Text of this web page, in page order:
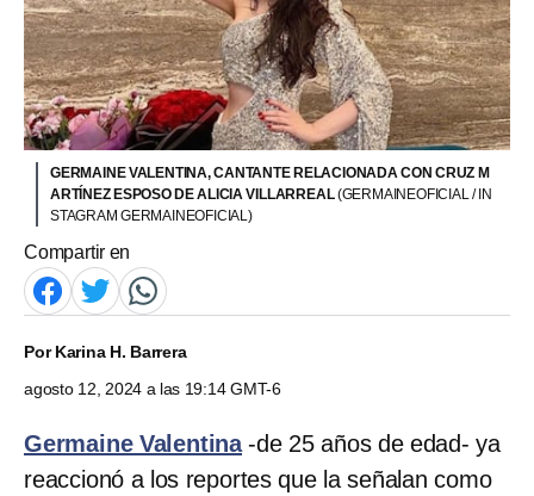
GERMAINE VALENTINA, CANTANTE RELACIONADA CON CRUZ M
ARTÍNEZ ESPOSO DE ALICIA VILLARREAL(GERMAINEOFICIAL / IN
STAGRAM GERMAINEOFICIAL)
Compartir en
PorKarina H. Barrera
agosto 12, 2024 a las 19:14 GMT-6
Germaine Valentina -de 25 años de edad- ya
reaccionó a los reportes que la señalan como